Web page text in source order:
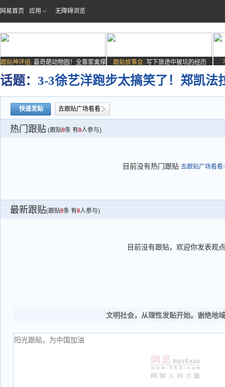
网易首页 应用 无障碍浏览
跟贴神评组: 最奇葩动物园！全靠家禽撑
场子
跟贴故事会: 写下旅途中被坑的经历
话题： 3-3徐艺洋跑步太搞笑了！郑凯法
快速发贴 去跟贴广场看看
热门跟贴 (跟贴0条 有0人参与)
目前没有热门跟贴 去跟贴广场看看
最新跟贴(跟贴0条 有0人参与)
目前没有跟贴，欢迎你发表观点
文明社会，从理性发贴开始。谢绝地